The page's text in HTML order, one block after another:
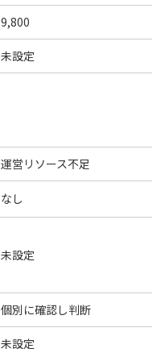
9,800
未設定
運営リソース不足
なし
未設定
個別に確認し判断
未設定